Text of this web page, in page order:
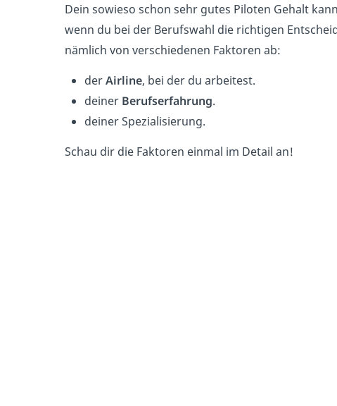
Dein sowieso schon sehr gutes Piloten Gehalt
wenn du bei der Berufswahl die richtigen
nämlich von verschiedenen Faktoren ab:
derAirline, bei der du arbeitest.
deiner Berufserfahrung.
deiner Spezialisierung.
Schau dir die Faktoren einmal im Detail an!